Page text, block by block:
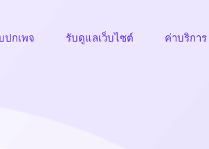
ปกเพจ รับดูแลเว็บไซต์ ค่าบริการ